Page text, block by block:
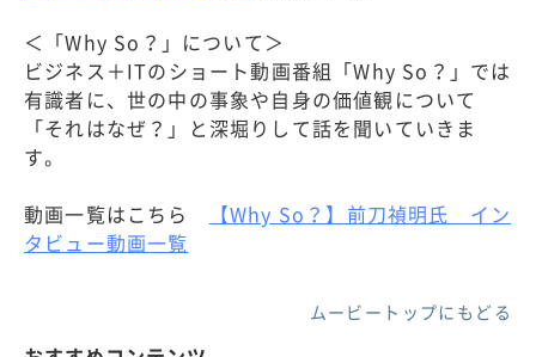
＜「Why So？」について＞
ビジネス＋ITのショート動画番組「Why So？」では
有識者に、世の中の事象や自身の価値観について
「それはなぜ？」と深堀りして話を聞いていきま
す。
動画一覧はこちら
【Why So？】前刀禎明氏 イン
タビュー動画一覧
ムービートップにもどる